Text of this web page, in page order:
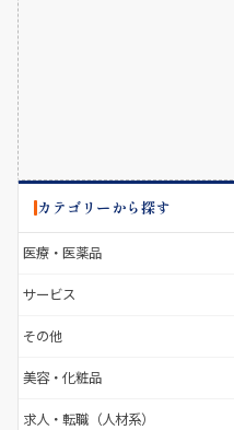
カテゴリーから探す
医療・医薬品
サービス
その他
美容・化粧品
求人・転職（人材系）